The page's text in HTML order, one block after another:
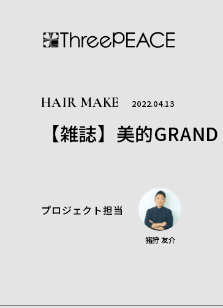
HAIR MAKE 2022.04.13
【雑誌】美的
プロジェクト担当
猪狩 友介